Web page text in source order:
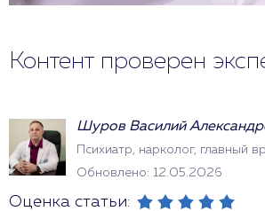
Контент проверен
Шуров Василий
Психиатр, нарколог, главный
Обновлено: 12.05.2026
Оценка статьи: